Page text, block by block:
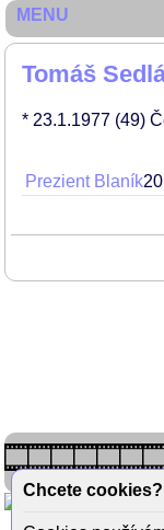
Tomáš
* 23.1.1977 (49)
Prezient Blaník
MENU
Chcete cookies?